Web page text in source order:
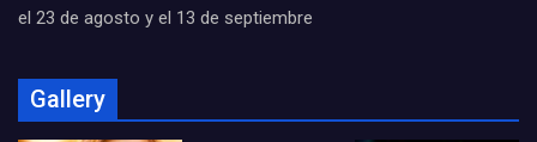
el 23 de agosto y el 13 de septiembre
Gallery